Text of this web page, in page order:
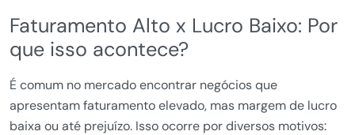
Faturamento Alto x Lucro Baixo: Por
que isso acontece?
É comum no mercado encontrar negócios que
apresentam faturamento elevado, mas margem de lucro
baixa ou até prejuízo. Isso ocorre por diversos motivos: